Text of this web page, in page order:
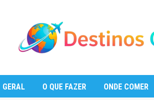
GERAL O QUE FAZER ONDE COMER